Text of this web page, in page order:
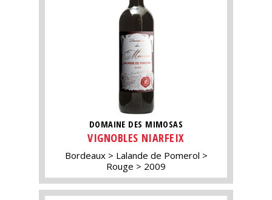
DOMAINE DES MIMOSAS
VIGNOBLES NIARFEIX
Bordeaux
Lalande de Pomerol
Rouge
2009